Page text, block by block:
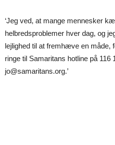
‘Jeg ved, at mange mennesker
helbredsproblemer hver dag, og
lejlighed til at fremhæve en
ringe til Samaritans hotline på 116
jo@samaritans.org.’